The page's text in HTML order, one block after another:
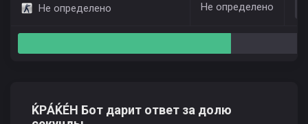
Не определено Не определено
ЌРÁЌÉH Бот дарит ответ за долю